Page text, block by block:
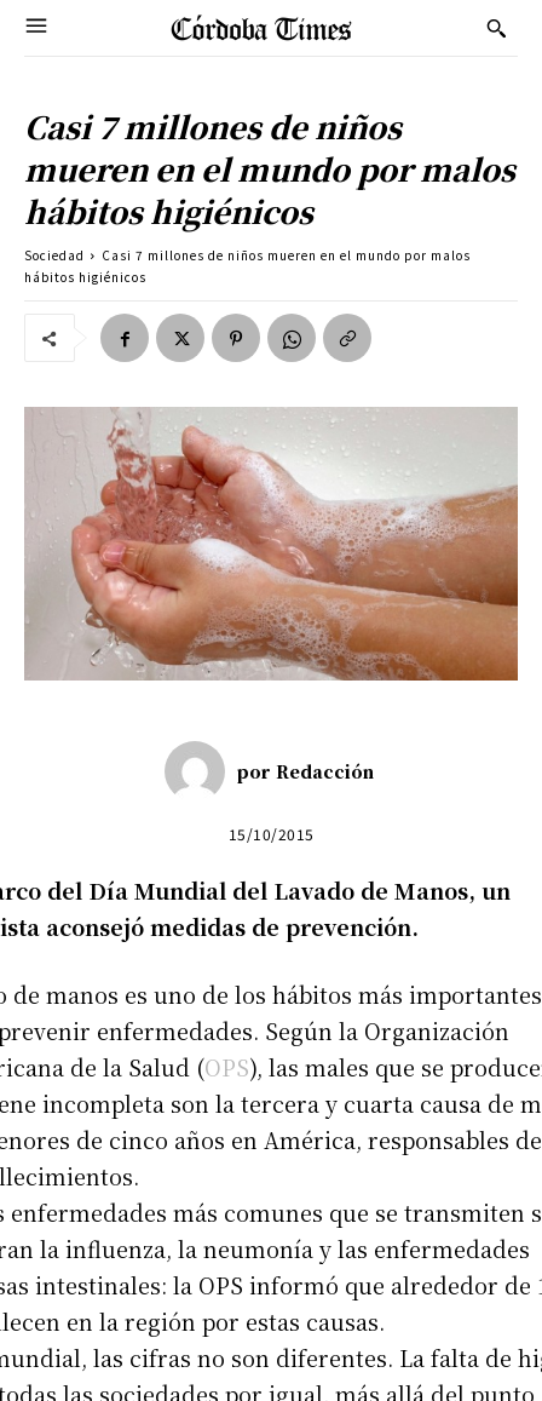
Casi 7 millones de niños
mueren en el mundo por malos
hábitos higiénicos
Sociedad
Casi 7 millones de niños mueren en el mundo por malos
hábitos higiénicos
por Redacción
15/10/2015
del Día Mundial del Lavado de Manos, un
aconsejó medidas de prevención.
de manos es uno de los hábitos más
enfermedades. Según la Organización
de la Salud (OPS), las males que se
incompleta son la tercera y cuarta causa de
de cinco años en América, responsables
enfermedades más comunes que se transmiten
la influenza, la neumonía y las enfermedades
intestinales: la OPS informó que alrededor de
en la región por estas causas.
las cifras no son diferentes. La falta de
las sociedades por igual, más allá del punto